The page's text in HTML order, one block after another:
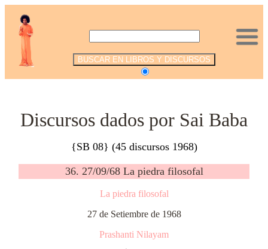
Discursos dados por Sai Baba
{SB 08} (45 discursos 1968)
36. 27/09/68 La piedra filosofal
La piedra filosofal
27 de Setiembre de 1968
Prashanti Nilayam